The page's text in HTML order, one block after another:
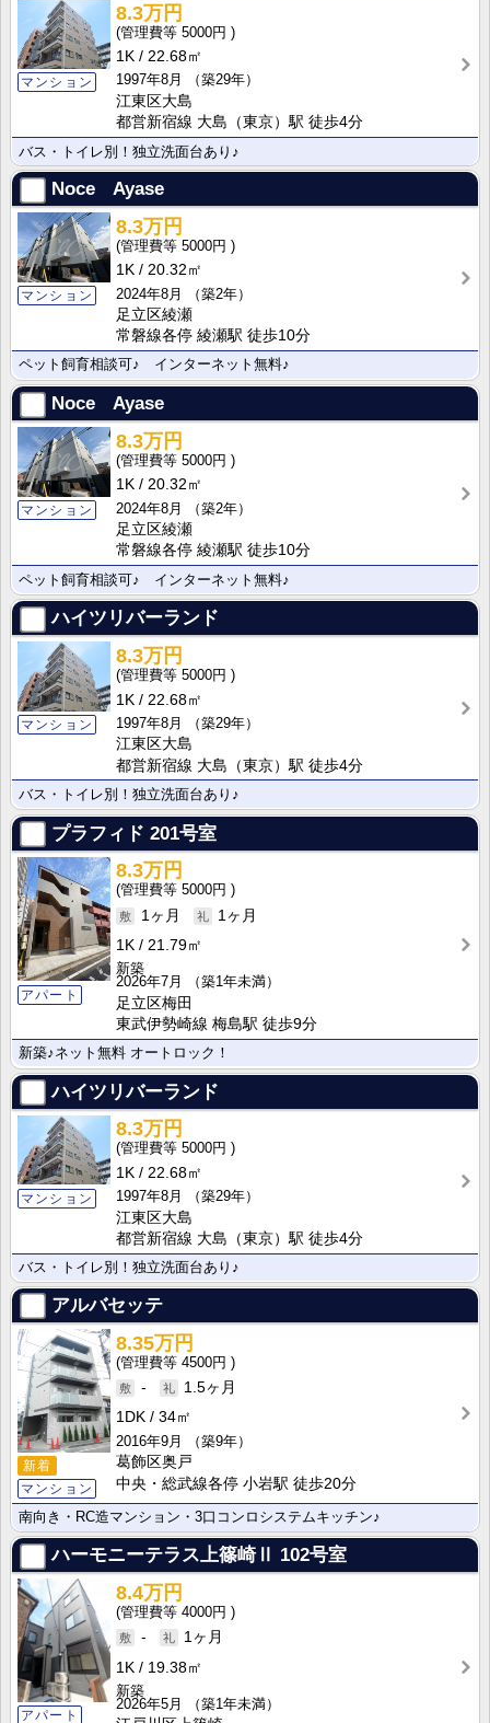
マンション
8.3万円
5000円
1K
22.68㎡
1997年8月
（築29年）
江東区大島
都営新宿線 大島（東京）駅 徒歩4分
バス・トイレ別！独立洗面台あり♪
Noce Ayase
マンション
8.3万円
5000円
1K
20.32㎡
2024年8月
（築2年）
足立区綾瀬
常磐線各停 綾瀬駅 徒歩10分
ペット飼育相談可♪ インターネット無料♪
Noce Ayase
マンション
8.3万円
5000円
1K
20.32㎡
2024年8月
（築2年）
足立区綾瀬
常磐線各停 綾瀬駅 徒歩10分
ペット飼育相談可♪ インターネット無料♪
ハイツリバーランド
マンション
8.3万円
5000円
1K
22.68㎡
1997年8月
（築29年）
江東区大島
都営新宿線 大島（東京）駅 徒歩4分
バス・トイレ別！独立洗面台あり♪
プラフィド 201号室
アパート
8.3万円
5000円
1ヶ月
1ヶ月
1K
21.79㎡
新築
2026年7月
（築1年未満）
足立区梅田
東武伊勢崎線 梅島駅 徒歩9分
新築♪ネット無料 オートロック！
ハイツリバーランド
マンション
8.3万円
5000円
1K
22.68㎡
1997年8月
（築29年）
江東区大島
都営新宿線 大島（東京）駅 徒歩4分
バス・トイレ別！独立洗面台あり♪
アルバセッテ
新着
マンション
8.35万円
4500円
-
1.5ヶ月
1DK
34㎡
2016年9月
（築9年）
葛飾区奥戸
中央・総武線各停 小岩駅 徒歩20分
南向き・RC造マンション・3口コンロシステムキッチン♪
ハーモニーテラス上篠崎Ⅱ 102号室
アパート
8.4万円
4000円
-
1ヶ月
1K
19.38㎡
新築
2026年5月
（築1年未満）